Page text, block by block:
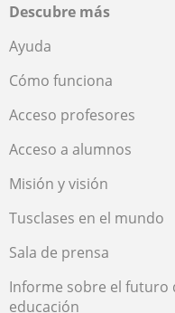
Descubre más
Ayuda
Cómo funciona
Acceso profesores
Acceso a alumnos
Misión y visión
Tusclases en el mundo
Sala de prensa
Informe sobre el futuro
educación